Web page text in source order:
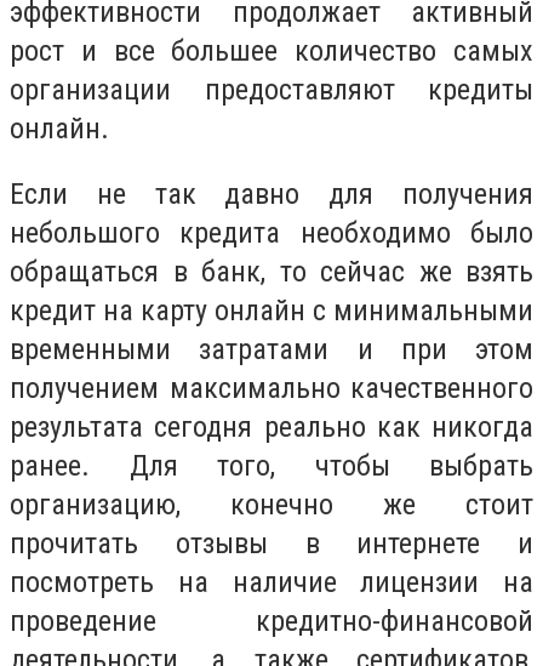
эффективности продолжает активный
рост и все большее количество самых
организации предоставляют кредиты
онлайн.
Если не так давно для получения
небольшого кредита необходимо было
обращаться в банк, то сейчас же взять
кредит на карту онлайн с минимальными
временными затратами и при этом
получением максимально качественного
результата сегодня реально как никогда
ранее. Для того, чтобы выбрать
организацию, конечно же стоит
прочитать отзывы в интернете и
посмотреть на наличие лицензии на
проведение кредитно-финансовой